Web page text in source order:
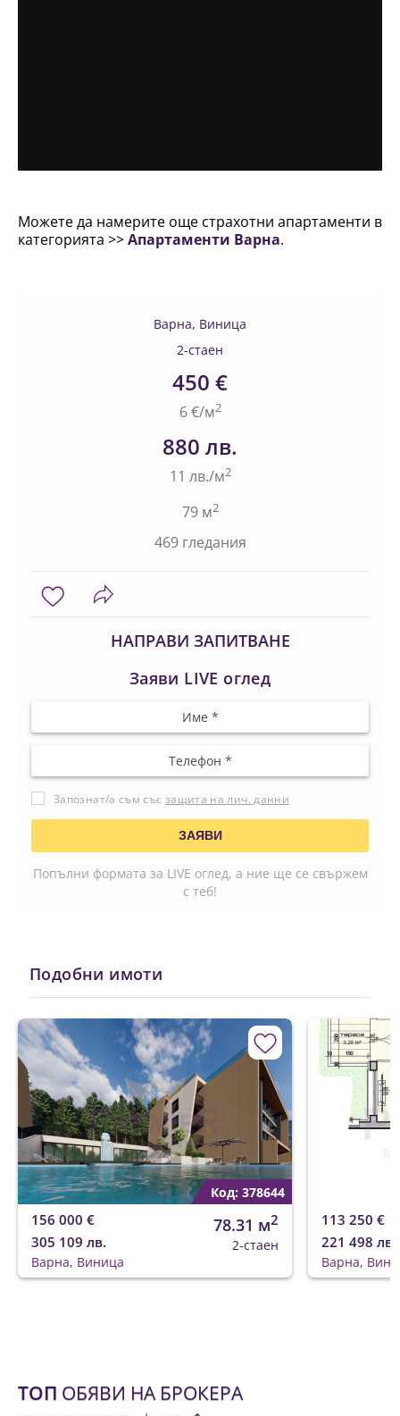
Можете да намерите още страхотни апартаменти в
категорията >>Апартаменти Варна.
Варна, Виница
2-стаен
450 €
6 €/м2
880 лв.
11 лв./м2
79 м2
469 гледания
НАПРАВИ ЗАПИТВАНЕ
Заяви LIVE оглед
Запознат/а съм със защита на лич. данни
Попълни формата за LIVE оглед, а ние ще се свържем
с теб!
Подобни имоти
Код: 378644
156 000 €
305 109 лв.
78.31 м2
2-стаен
Варна, Виница
113 250 €
221 498 лв.
Варна,
ТОП ОБЯВИ НА БРОКЕРА